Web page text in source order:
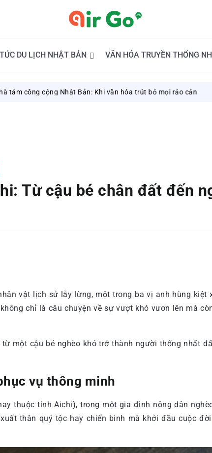
DU LỊCH NHẬT BẢN VĂN HÓA TRUYỀN THỐNG
Nhật Bản: Khi văn hóa trút bỏ mọi rảo cản August 8,
Từ cậu bé chân đất đến
vật lịch sử lẫy lừng, một trong ba vị anh hùng kiệt
chỉ là câu chuyện về sự vượt khó vươn lên mà
một cậu bé nghèo khó trở thành người thống nhất
vụ thông minh
thuộc tỉnh Aichi), trong một gia đình nông dân
thân quý tộc hay chiến binh mà khởi đầu cuộc